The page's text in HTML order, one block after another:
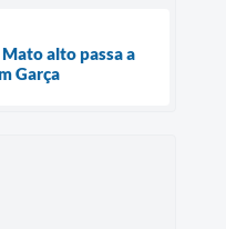
alto passa a
Garça